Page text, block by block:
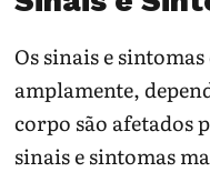
Os sinais e
amplamente,
corpo são afetados
sinais e sintomas